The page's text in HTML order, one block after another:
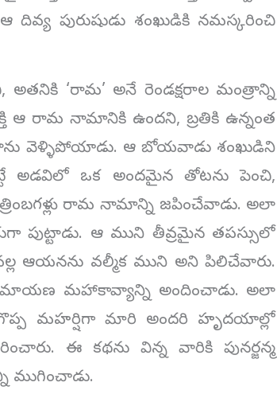
పురుషుడు శంఖుడికి నమస్కరించి
‘రామ’ అనే రెండక్షరాల మంత్రాన్ని
ఆ రామ నామానికి ఉందని, బ్రతికి ఉన్నంత
వెళ్ళిపోయాడు. ఆ బోయవాడు శంఖుడిని
అడవిలో ఒక అందమైన తోటను పెంచి,
రామ నామాన్ని జపించేవాడు. అలా
పుట్టాడు. ఆ ముని తీవ్రమైన తపస్సులో
ఆయనను వల్మీక ముని అని పిలిచేవారు.
మహాకావ్యాన్ని అందించాడు. అలా
మహర్షిగా మారి అందరి హృదయాల్లో
ఈ కథను విన్న వారికి పునర్జన్మ
ముగించాడు.